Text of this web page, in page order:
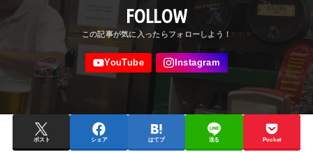
FOLLOW
ポスト シェア はてブ 送る Pocket